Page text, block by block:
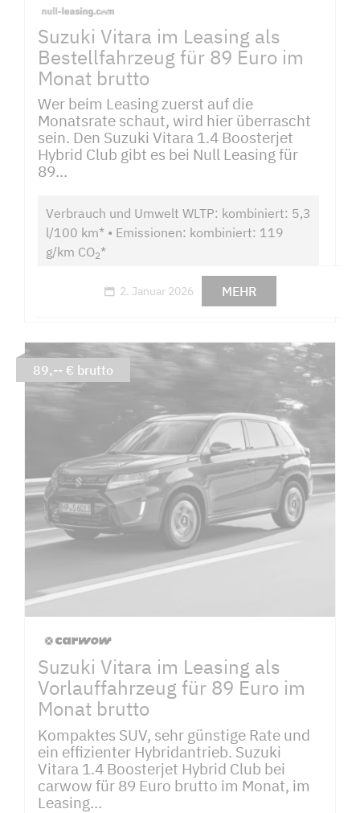
Suzuki Vitara im Leasing als
Bestellfahrzeug für 89 Euro im
Monat brutto
Wer beim Leasing zuerst auf die
Monatsrate schaut, wird hier überrascht
sein. Den Suzuki Vitara 1.4 Boosterjet
Hybrid Club gibt es bei Null Leasing für
89...
Verbrauch und Umwelt WLTP: kombiniert: 5,3
l/100 km* • Emissionen: kombiniert: 119
g/km CO2*
2. Januar 2026 MEHR
Suzuki Vitara im Leasing als
Vorlauffahrzeug für 89 Euro im
Monat brutto
Kompaktes SUV, sehr günstige Rate und
ein effizienter Hybridantrieb. Suzuki
Vitara 1.4 Boosterjet Hybrid Club bei
carwow für 89 Euro brutto im Monat, im
Leasing...
89,-- € brutto